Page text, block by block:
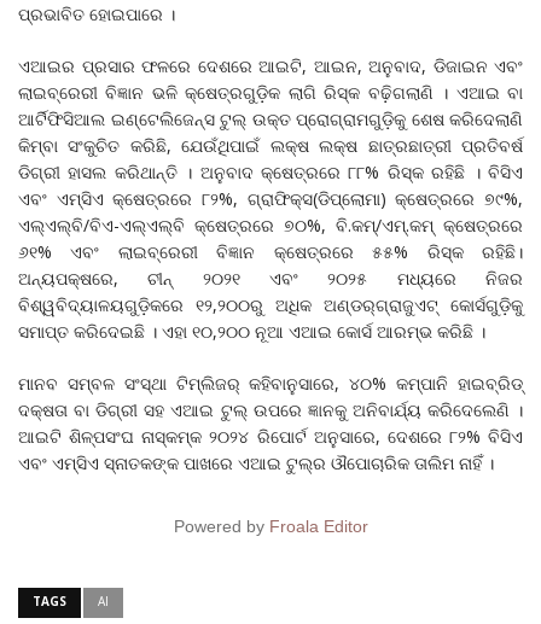
ପ୍ରଭାବିତ ହୋଇପାରେ ।
ଏଆଇର ପ୍ରସାର ଫଳରେ ଦେଶରେ ଆଇଟି, ଆଇନ, ଅନୁବାଦ, ଡିଜାଇନ ଏବଂ
ଲାଇବ୍ରେରୀ ବିଜ୍ଞାନ ଭଳି କ୍ଷେତ୍ରଗୁଡ଼ିକ ଲାଗି ରିସ୍କ ବଢ଼ିଗଲାଣି । ଏଆଇ ବା
ଆର୍ଟିଫିସିଆଲ ଇଣ୍ଟେଲିଜେନ୍ସ ଟୁଲ୍ ଉକ୍ତ ପ୍ରୋଗ୍ରାମଗୁଡ଼ିକୁ ଶେଷ କରିଦେଲାଣି
କିମ୍ବା ସଂକୁଚିତ କରିଛି, ଯେଉଁଥିପାଇଁ ଲକ୍ଷ ଲକ୍ଷ ଛାତ୍ରଛାତ୍ରୀ ପ୍ରତିବର୍ଷ
ଡିଗ୍ରୀ ହାସଲ କରିଥାନ୍ତି । ଅନୁବାଦ କ୍ଷେତ୍ରରେ ୮୮% ରିସ୍କ ରହିଛି । ବିସିଏ
ଏବଂ ଏମ୍‌ସିଏ କ୍ଷେତ୍ରରେ ୮୨%, ଗ୍ରାଫିକ୍ସ(ଡିପ୍ଲୋମା) କ୍ଷେତ୍ରରେ ୭୯%,
ଏଲ୍‌ଏଲ୍‌ବି/ବିଏ-ଏଲ୍‌ଏଲ୍‌ବି କ୍ଷେତ୍ରରେ ୭୦%, ବି.କମ୍/ଏମ୍.କମ୍ କ୍ଷେତ୍ରରେ
୬୧% ଏବଂ ଲାଇବ୍ରେରୀ ବିଜ୍ଞାନ କ୍ଷେତ୍ରରେ ୫୫% ରିସ୍କ ରହିଛି।
ଅନ୍ୟପକ୍ଷରେ, ଚୀନ୍ ୨୦୨୧ ଏବଂ ୨୦୨୫ ମଧ୍ୟରେ ନିଜର
ବିଶ୍ୱବିଦ୍ୟାଳୟଗୁଡ଼ିକରେ ୧୨,୨୦୦ରୁ ଅଧିକ ଅଣ୍ଡର୍‌ଗ୍ରାଜୁଏଟ୍ କୋର୍ସଗୁଡ଼ିକୁ
ସମାପ୍ତ କରିଦେଇଛି । ଏହା ୧୦,୨୦୦ ନୂଆ ଏଆଇ କୋର୍ସ ଆରମ୍ଭ କରିଛି ।
ମାନବ ସମ୍ବଳ ସଂସ୍ଥା ଟିମ୍‌ଲିଜର୍‌ କହିବାନୁସାରେ, ୪୦% କମ୍ପାନି ହାଇବ୍ରିଡ୍
ଦକ୍ଷତା ବା ଡିଗ୍ରୀ ସହ ଏଆଇ ଟୁଲ୍ ଉପରେ ଜ୍ଞାନକୁ ଅନିବାର୍ଯ୍ୟ କରିଦେଲେଣି ।
ଆଇଟି ଶିଳ୍ପସଂଘ ନାସ୍‌କମ୍‌କ ୨୦୨୪ ରିପୋର୍ଟ ଅନୁସାରେ, ଦେଶରେ ୮୨% ବିସିଏ
ଏବଂ ଏମ୍‌ସିଏ ସ୍ନାତକଙ୍କ ପାଖରେ ଏଆଇ ଟୁଲ୍‌ର ଔପୋଚାରିକ ତାଲିମ ନାହିଁ ।
Powered by Froala Editor
TAGS AI